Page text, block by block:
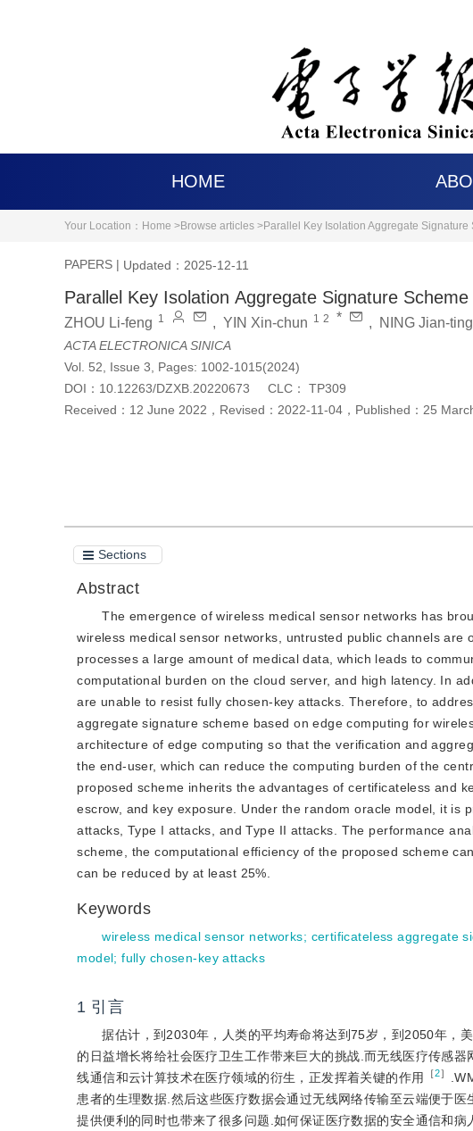
HOME
Your Location： Home >Browse articles >Parallel Key Isolation Aggregate
PAPERS | Updated：2025-12-11
Parallel Key Isolation Aggregate Signature
ZHOU Li-feng 1 , YIN Xin-chun 1 2 * , NING Jian-ting
ACTA ELECTRONICA SINICA
Vol. 52, Issue 3, Pages: 1002-1015(2024)
DOI： 10.12263/DZXB.20220673 CLC：
TP309
Received： 12 June 2022 ， Revised： 2022-11-04 ， Published： 25
Sections
Abstract
The emergence of wireless medical sensor networks has
wireless medical sensor networks, untrusted public channels
processes a large amount of medical data, which leads to
computational burden on the cloud server, and high latency. In
are unable to resist fully chosen-key attacks. Therefore, to
aggregate signature scheme based on edge computing for
architecture of edge computing so that the verification and
the end-user, which can reduce the computing burden of the
proposed scheme inherits the advantages of certificateless and
escrow, and key exposure. Under the random oracle model, it is
attacks, Type I attacks, and Type II attacks. The performance
scheme, the computational efficiency of the proposed scheme
can be reduced by at least 25%.
Keywords
wireless medical sensor networks; certificateless aggregate
model;fully chosen-key attacks
1 引言
据估计，到2030年，人类的平均寿命将达到75岁，到2050年，
的日益增长将给社会医疗卫生工作带来巨大的挑战.而无线医疗传感
线通信和云计算技术在医疗领域的衍生，正发挥着关键的作用
［2］
患者的生理数据.然后这些医疗数据会通过无线网络传输至云端便于
提供便利的同时也带来了很多问题.如何保证医疗数据的安全通信和